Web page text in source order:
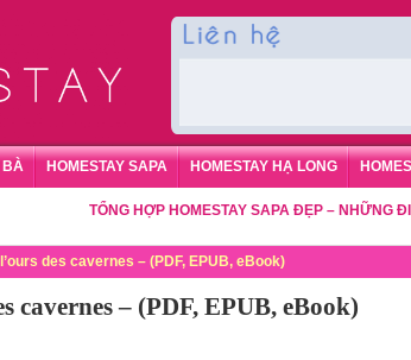
BÀ HOMESTAY SAPA HOMESTAY HẠ LONG
TỔNG HỢP HOMESTAY SAPA ĐẸP – NHỮNG ĐIỂM
des cavernes – (PDF, EPUB, eBook)
cavernes – (PDF, EPUB, eBook)